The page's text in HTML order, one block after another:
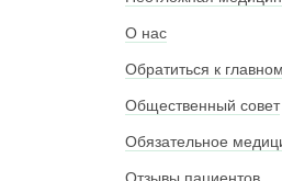
О нас
Обратиться к
Общественный совет
Обязательное